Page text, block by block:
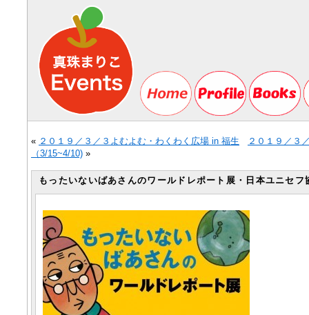
« ２０１９／３／３よむよむ・わくわく広場 in 福生
２０１９／３
（3/15~4/10) »
もったいないばあさんのワールドレポート展・日本ユニセ